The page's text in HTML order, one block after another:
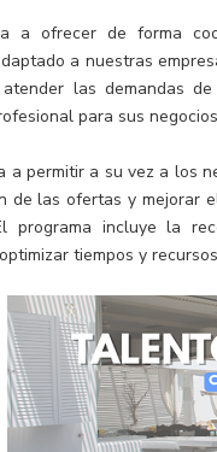
a ofrecer de forma
a nuestras
las demandas
para sus
a permitir a su vez a los
de las ofertas y mejorar
programa incluye la
tiempos y